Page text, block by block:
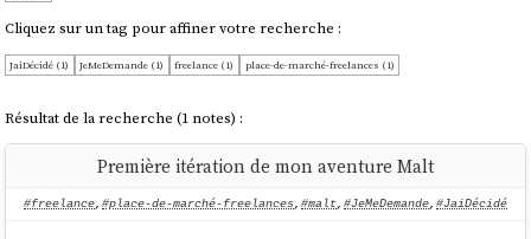
Cliquez sur un tag pour affiner votre recherche :
JaiDécidé (1) JeMeDemande (1) freelance (1) place-de-marché-freelances (1)
Résultat de la recherche (1 notes) :
Première itération de mon aventure Malt
#freelance, #place-de-marché-freelances, #malt, #JeMeDemande, #JaiDécidé